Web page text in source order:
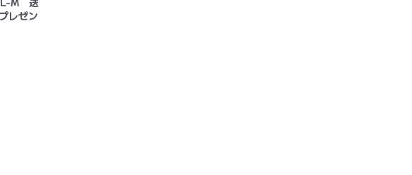
レゼン